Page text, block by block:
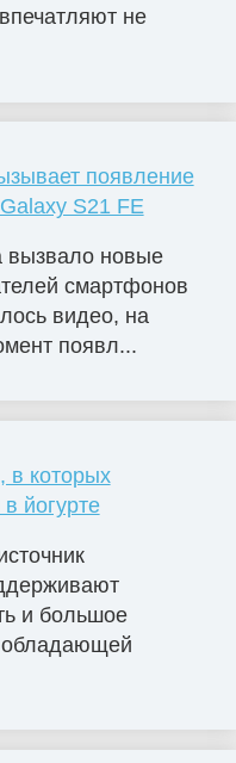
не
появление
S21 FE
вызвало новые
смартфонов
видео, на
появл...
в которых
йогурте
и большое
обладающей